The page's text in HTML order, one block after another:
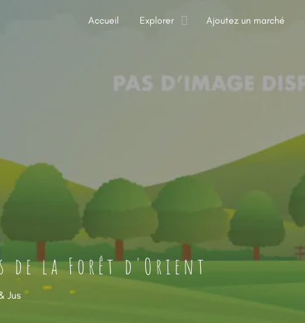
Accueil Explorer Ajoutez un marché
de la Forêt d'Orient
Jus